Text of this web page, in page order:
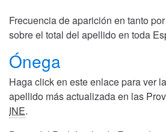
Frecuencia de aparición en tanto
sobre el total del apellido en toda
Ónega
Haga click en este enlace para ver
apellido más actualizada en las
INE.